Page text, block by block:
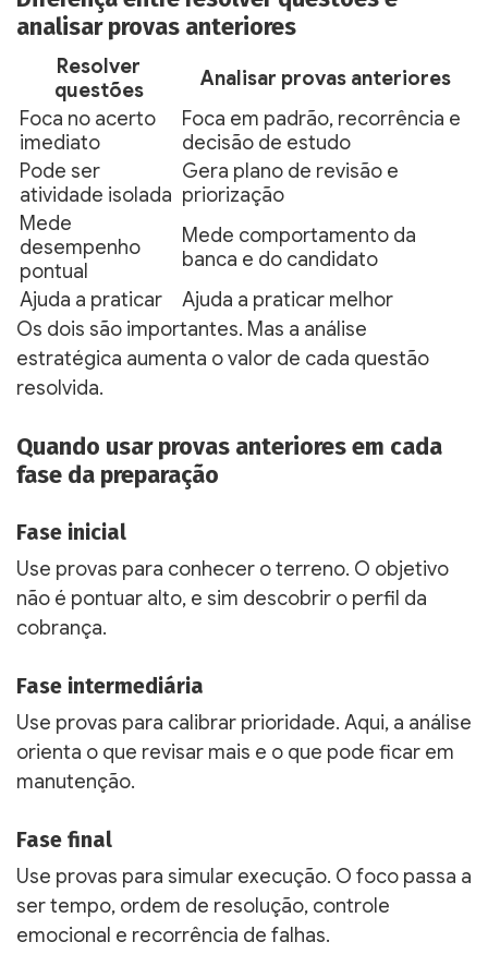
analisar provas anteriores
Resolver
questões
Analisar provas anteriores
Foca no acerto
imediato
Foca em padrão, recorrência e
decisão de estudo
Pode ser
atividade isolada
Gera plano de revisão e
priorização
Mede
desempenho
pontual
Mede comportamento da
banca e do candidato
Ajuda a praticar
Ajuda a praticar melhor
Os dois são importantes. Mas a análise
estratégica aumenta o valor de cada questão
resolvida.
Quando usar provas anteriores em cada
fase da preparação
Fase inicial
Use provas para conhecer o terreno. O objetivo
não é pontuar alto, e sim descobrir o perfil da
cobrança.
Fase intermediária
Use provas para calibrar prioridade. Aqui, a análise
orienta o que revisar mais e o que pode ficar em
manutenção.
Fase final
Use provas para simular execução. O foco passa a
ser tempo, ordem de resolução, controle
emocional e recorrência de falhas.